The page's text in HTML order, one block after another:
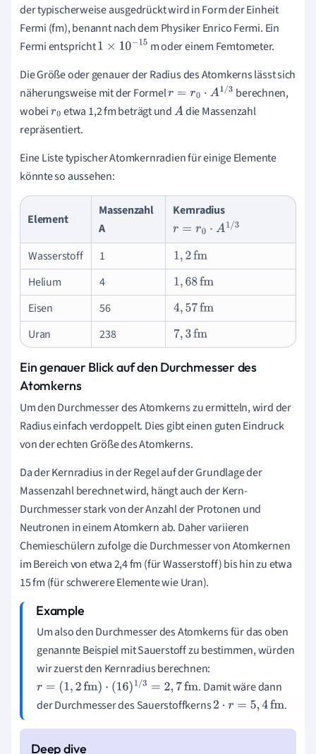
der typischerweise ausgedrückt wird in Form der Einheit
Fermi (fm), benannt nach dem Physiker Enrico Fermi. Ein
Fermi entspricht1 ×10 −15
m oder einem Femtometer.
Die Größe oder genauer der Radius des Atomkerns lässt sich
näherungsweise mit der Formelr=r0 ⋅A1 /3
berechnen,
wobeir0 etwa 1,2 fm beträgt undA die Massenzahl
repräsentiert.
Eine Liste typischer Atomkernradien für einige Elemente
könnte so aussehen:
Element
Massenzahl
A
Kernradius
r= r0 A1 /3
Wasserstoff
1 1,2fm
Helium
4 1,68fm
Eisen
56 4,57fm
Uran
238 7,3fm
Ein genauer Blick auf den Durchmesser des
Atomkerns
Um den Durchmesser des Atomkerns zu ermitteln, wird der
Radius einfach verdoppelt. Dies gibt einen guten Eindruck
von der echten Größe des Atomkerns.
Da der Kernradius in der Regel auf der Grundlage der
Massenzahl berechnet wird, hängt auch der Kern-
Durchmesser stark von der Anzahl der Protonen und
Neutronen in einem Atomkern ab. Daher variieren
Chemieschülern zufolge die Durchmesser von Atomkernen
im Bereich von etwa 2,4 fm (für Wasserstoff) bis hin zu etwa
15 fm (für schwerere Elemente wie Uran).
Um also den Durchmesser des Atomkerns für das oben
genannte Beispiel mit Sauerstoff zu bestimmen, würden
wir zuerst den Kernradius berechnen:
r=(1 2fm)⋅(16)1 / 3=2,7fm
. Damit wäre dann
der Durchmesser des Sauerstoffkerns2⋅ r =5 ,4fm .